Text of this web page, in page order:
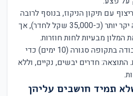
עם תיקון הניקוז, בנוסף לרובה
אפוקסית חדשה. זה היה יקר יותר (כ-35,000 שקל לחדר), אך
המלון מבעיות לחות חוזרות.
בעלי המלון הסכימו לעבודה בתקופה סגורה (10 ימים) כדי
התוצאה: חדרים יבשים, נקיים, וללא
תמיד חושבים עליהן